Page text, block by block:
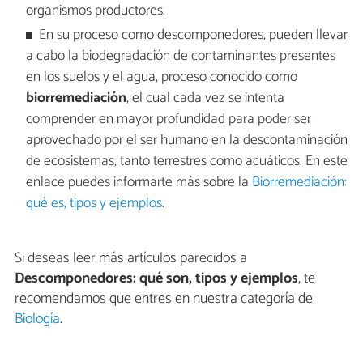
organismos productores.
En su proceso como descomponedores, pueden llevar
a cabo la biodegradación de contaminantes presentes
en los suelos y el agua, proceso conocido como
biorremediación, el cual cada vez se intenta
comprender en mayor profundidad para poder ser
aprovechado por el ser humano en la descontaminación
de ecosistemas, tanto terrestres como acuáticos. En este
enlace puedes informarte más sobre la Biorremediación:
qué es, tipos y ejemplos.
Si deseas leer más artículos parecidos a
Descomponedores: qué son, tipos y ejemplos, te
recomendamos que entres en nuestra categoría de
Biología.